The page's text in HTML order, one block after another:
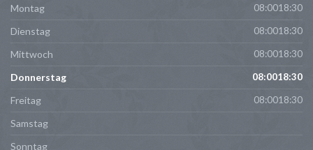
Montag 08:0018:30
Dienstag 08:0018:30
Mittwoch 08:0018:30
Donnerstag 08:0018:30
Freitag 08:0018:30
Samstag
Sonntag